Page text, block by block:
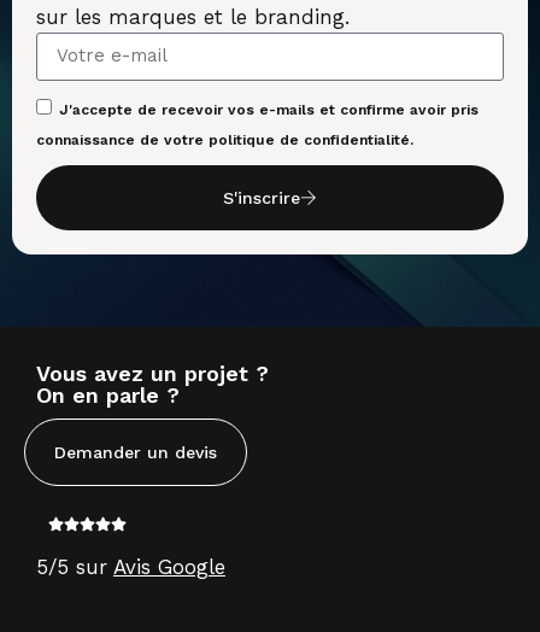
sur les marques et le branding.
J'accepte de recevoir vos e-mails et confirme avoir pris
connaissance de votre politique de confidentialité.
S'inscrire
Vous avez un projet ?
On en parle ?
Demander un devis
5/5 sur Avis Google